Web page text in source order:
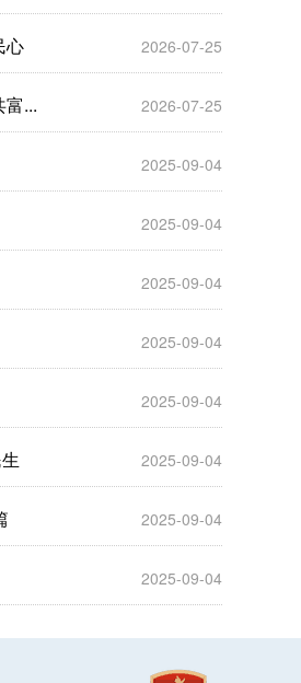
心 2026-07-25
... 2026-07-25
2025-09-04
2025-09-04
2025-09-04
2025-09-04
2025-09-04
2025-09-04
2025-09-04
2025-09-04